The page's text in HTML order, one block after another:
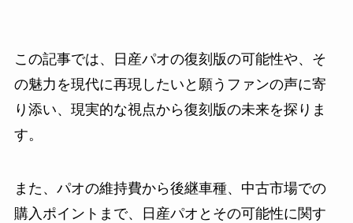
この記事では、日産パオの復刻版の可能性や、そ
の魅力を現代に再現したいと願うファンの声に寄
り添い、現実的な視点から復刻版の未来を探りま
す。
また、パオの維持費から後継車種、中古市場での
購入ポイントまで、日産パオとその可能性に関す